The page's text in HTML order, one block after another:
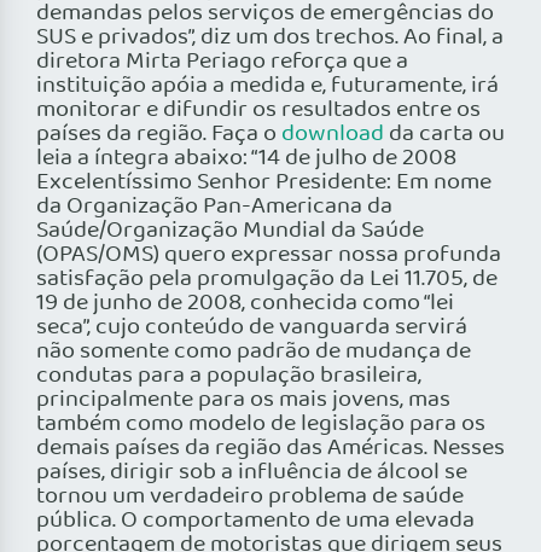
demandas pelos serviços de emergências do
SUS e privados”, diz um dos trechos. Ao final, a
diretora Mirta Periago reforça que a
instituição apóia a medida e, futuramente, irá
monitorar e difundir os resultados entre os
países da região. Faça o download da carta ou
leia a íntegra abaixo: “14 de julho de 2008
Excelentíssimo Senhor Presidente: Em nome
da Organização Pan-Americana da
Saúde/Organização Mundial da Saúde
(OPAS/OMS) quero expressar nossa profunda
satisfação pela promulgação da Lei 11.705, de
19 de junho de 2008, conhecida como “lei
seca”, cujo conteúdo de vanguarda servirá
não somente como padrão de mudança de
condutas para a população brasileira,
principalmente para os mais jovens, mas
também como modelo de legislação para os
demais países da região das Américas. Nesses
países, dirigir sob a influência de álcool se
tornou um verdadeiro problema de saúde
pública. O comportamento de uma elevada